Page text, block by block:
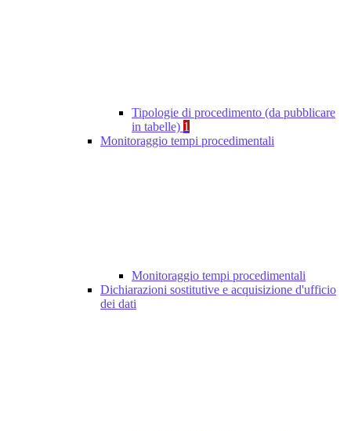
Tipologie di procedimento (da pubblicare
in tabelle) 1
Monitoraggio tempi procedimentali
Monitoraggio tempi procedimentali
Dichiarazioni sostitutive e acquisizione d'ufficio
dei dati